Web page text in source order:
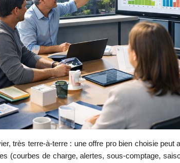
très terre-à-terre : une offre pro bien choisie peut
(courbes de charge, alertes, sous-comptage,